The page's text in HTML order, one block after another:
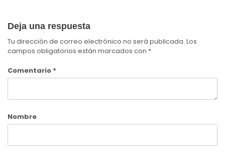
Deja una respuesta
Tu dirección de correo electrónico no será publicada. Los
campos obligatorios están marcados con *
Comentario *
Nombre